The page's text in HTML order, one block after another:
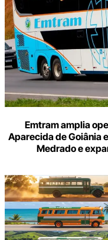
Emtram amplia
Aparecida de Goiânia
Medrado e
mail